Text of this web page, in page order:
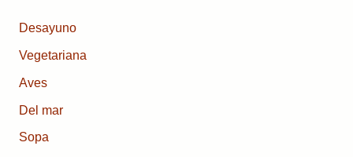
Desayuno
Vegetariana
Aves
Del mar
Sopa